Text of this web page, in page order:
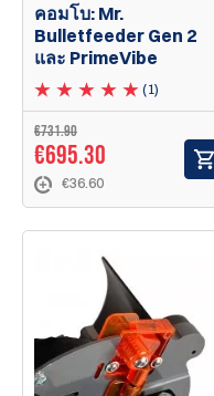
คอมโบ: Mr.
Bulletfeeder Gen 2
และ PrimeVibe
(1)
€731.90
€695.30
€36.60